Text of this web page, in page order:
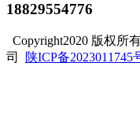
18829554776
Copyright2020 版权所
司
陕ICP备2023011745